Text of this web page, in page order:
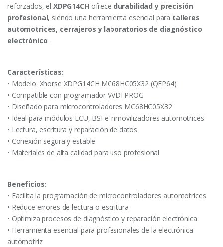
reforzados, el XDPG14CH ofrece durabilidad y precisión
profesional, siendo una herramienta esencial para talleres
automotrices, cerrajeros y laboratorios de diagnóstico
electrónico.
Características:
• Modelo: Xhorse XDPG14CH MC68HC05X32 (QFP64)
• Compatible con programador VVDI PROG
• Diseñado para microcontroladores MC68HC05X32
• Ideal para módulos ECU, BSI e inmovilizadores automotrices
• Lectura, escritura y reparación de datos
• Conexión segura y estable
• Materiales de alta calidad para uso profesional
Beneficios:
• Facilita la programación de microcontroladores automotrices
• Reduce errores de lectura o escritura
• Optimiza procesos de diagnóstico y reparación electrónica
• Herramienta esencial para profesionales de la electrónica
automotriz